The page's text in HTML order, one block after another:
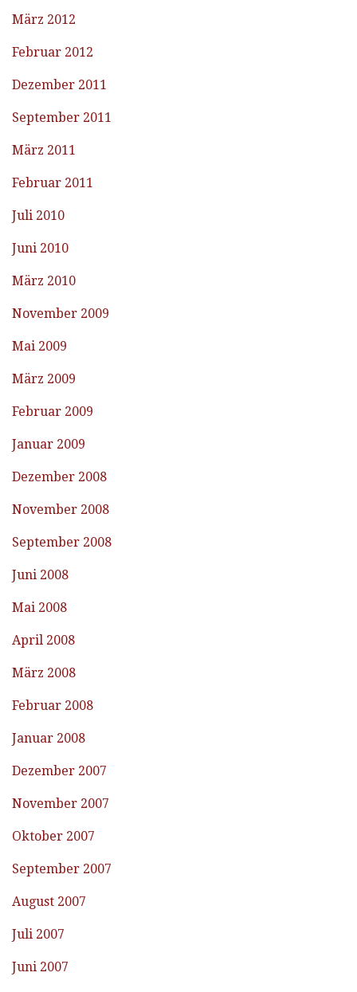
März 2012
Februar 2012
Dezember 2011
September 2011
März 2011
Februar 2011
Juli 2010
Juni 2010
März 2010
November 2009
Mai 2009
März 2009
Februar 2009
Januar 2009
Dezember 2008
November 2008
September 2008
Juni 2008
Mai 2008
April 2008
März 2008
Februar 2008
Januar 2008
Dezember 2007
November 2007
Oktober 2007
September 2007
August 2007
Juli 2007
Juni 2007